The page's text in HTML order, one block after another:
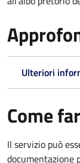
Ulteriori
Come
Il servizio può
documentazione